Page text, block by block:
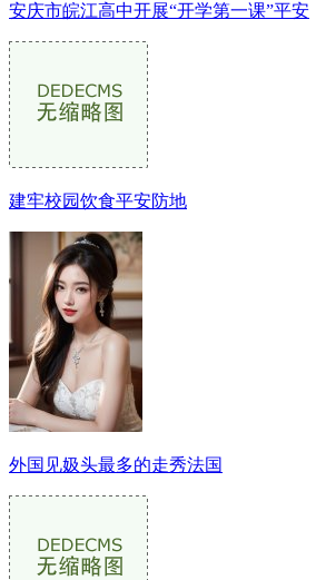
安庆市皖江高中开展“开学第一课”平安
建牢校园饮食平安防地
外国见㚫头最多的走秀法国